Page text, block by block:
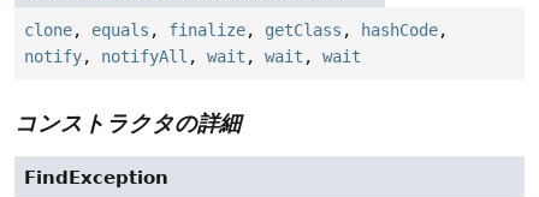
clone, equals , finalize, getClass , hashCode,
notify, notifyAll , wait , wait , wait
コンストラクタの詳細
FindException